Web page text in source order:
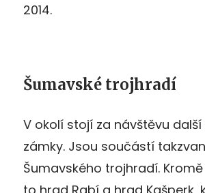
2014.
Šumavské trojhradí
V okolí stojí za návštěvu
zámky. Jsou součástí
Šumavského trojhradí.